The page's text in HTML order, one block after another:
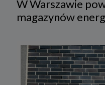
W Warszawie
magazynów